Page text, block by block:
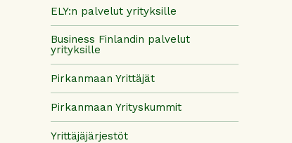
ELY:n palvelut yrityksille
Business Finlandin palvelut
yrityksille
Pirkanmaan Yrittäjät
Pirkanmaan Yrityskummit
Yrittäjäjärjestöt